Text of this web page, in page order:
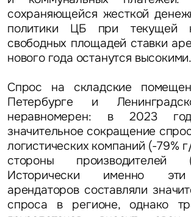
сохраняющейся жесткой
политики ЦБ при текущей
свободных площадей ставки
нового года останутся высокими.
Спрос на складские
Петербурге и
неравномерен: в 2023
значительное сокращение
логистических компаний (-79%
стороны
Исторически именно эти
арендаторов составляли
спроса в регионе, однако